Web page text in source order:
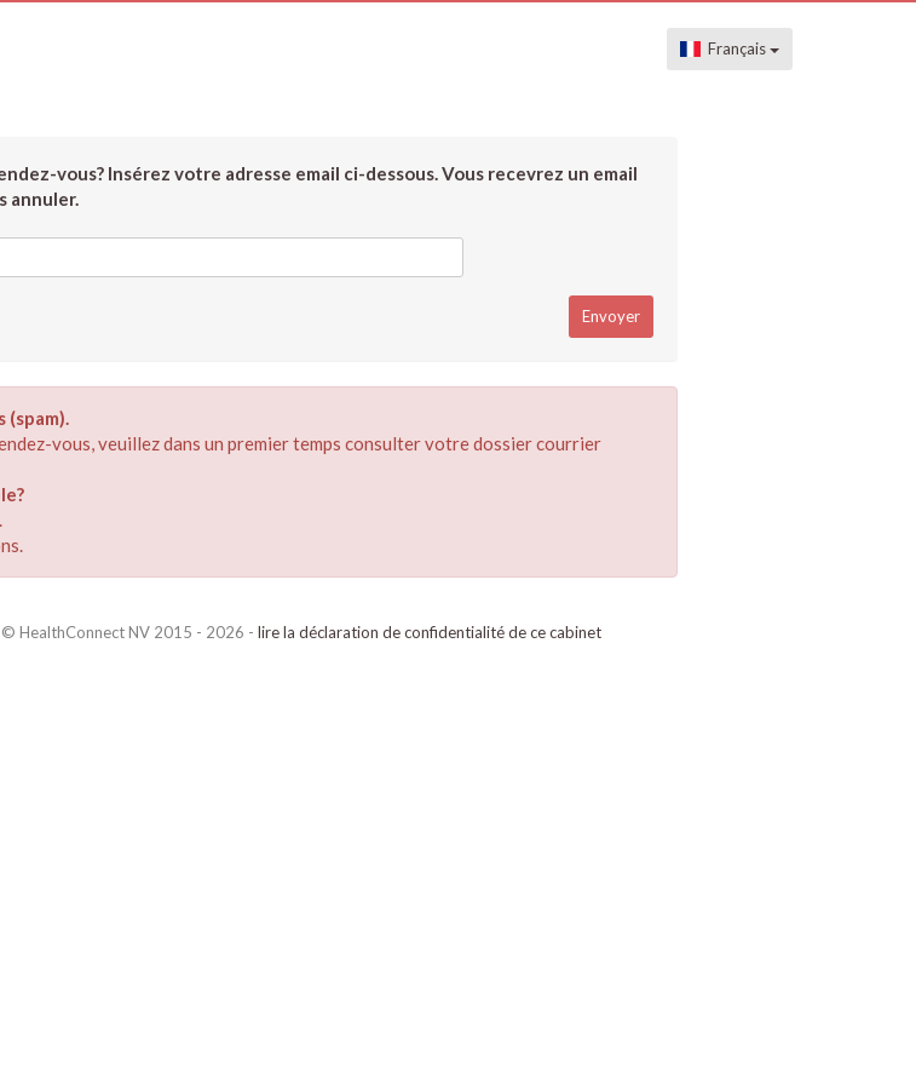
Français
vous? Insérez votre adresse email ci-dessous. Vous recevrez un email
annuler.
vous, veuillez dans un premier temps consulter votre dossier courrier
HealthConnect NV 2015 - 2026 - lire la déclaration de confidentialité de ce cabinet